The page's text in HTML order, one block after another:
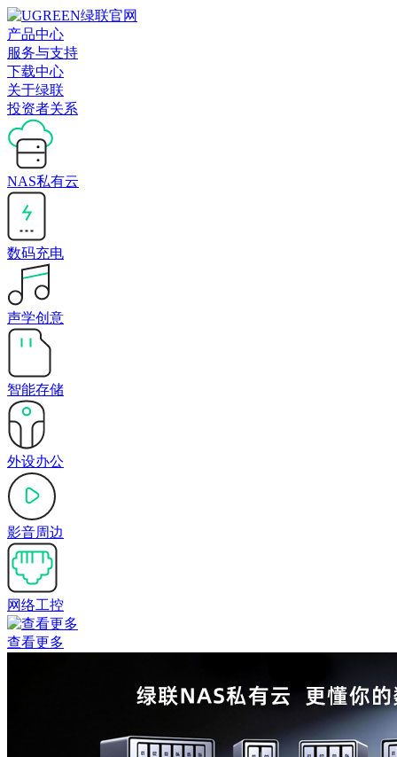
产品中心
服务与支持
下载中心
关于绿联
投资者关系
NAS私有云
数码充电
声学创意
智能存储
外设办公
影音周边
网络工控
查看更多